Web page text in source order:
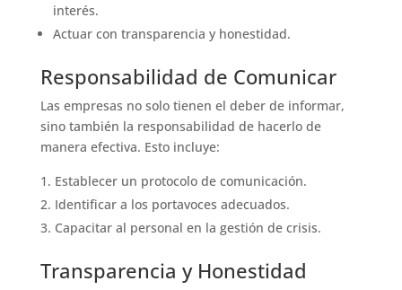
interés.
Actuar con transparencia y honestidad.
Responsabilidad de Comunicar
Las empresas no solo tienen el deber de informar,
sino también la responsabilidad de hacerlo de
manera efectiva. Esto incluye:
Establecer un protocolo de comunicación.
Identificar a los portavoces adecuados.
Capacitar al personal en la gestión de crisis.
Transparencia y Honestidad